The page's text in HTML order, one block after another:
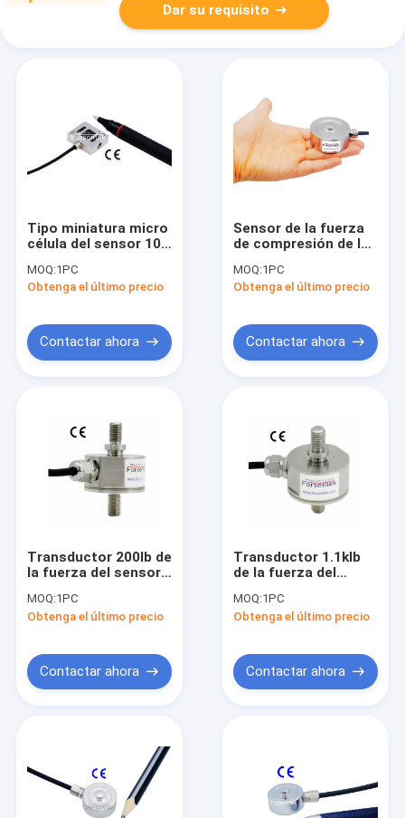
Dar su requisito
Tipo miniatura micro
célula del sensor 10N
500N S de la fuerza
de carga
MOQ:1PC
Obtenga el último precio
Contactar ahora
Sensor de la fuerza
de compresión de la
botón 150kN 100kN
50kN 20kN 10kN 5kN
MOQ:1PC
Obtenga el último precio
Contactar ahora
Transductor 200lb de
la fuerza del sensor
la tensión de la
célula de carga de la
MOQ:1PC
Obtenga el último precio
Contactar ahora
Transductor 1.1klb
de la fuerza del
fuerza de la tensión
de la célula de carga
MOQ:1PC
Obtenga el último precio
Contactar ahora